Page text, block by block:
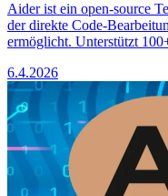
Aider ist ein open-source
der direkte Code-
ermöglicht. Unterstützt
6.4.2026